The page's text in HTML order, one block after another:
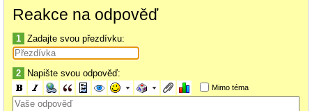
Reakce na odpověď
1 Zadajte svou přezdívku:
2 Napište svou odpověď:
Mimo téma